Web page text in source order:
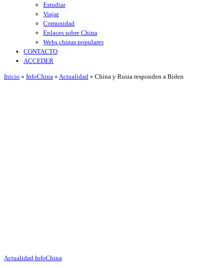
Estudiar
Viajar
Comunidad
Enlaces sobre China
Webs chinas populares
CONTACTO
ACCEDER
Inicio » InfoChina » Actualidad » China y Rusia responden a Biden
Actualidad InfoChina